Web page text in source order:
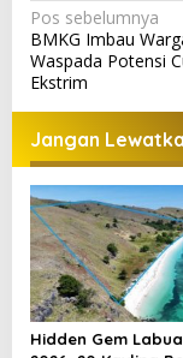
N
a
v
i
g
a
s
i
p
o
Pos sebelumnya
BMKG Imbau
Waspada Potensi
Ekstrim
Jangan
Hidden Gem